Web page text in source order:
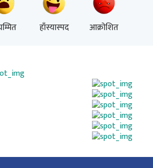
हाँस्यास्पद आक्रोशित